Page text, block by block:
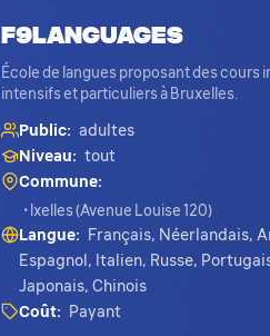
F9Languages
École de langues proposant des cours
intensifs et particuliers à Bruxelles.
Public: adultes
Niveau: tout
Commune:
• Ixelles (Avenue Louise 120)
Langue:
Français, Néerlandais,
Espagnol, Italien, Russe,
Japonais, Chinois
Coût:
Payant